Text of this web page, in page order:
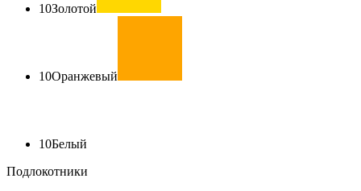
10Золотой
10Оранжевый
10Белый
Подлокотники